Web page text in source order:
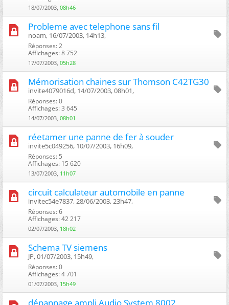
18/07/2003, 08h46
Probleme avec telephone sans fil
noam, 16/07/2003, 14h13, ‎
Réponses: 2
Affichages: 8 752
17/07/2003, 05h28
Mémorisation chaines sur Thomson C42TG30
invite4079016d, 14/07/2003, 08h01, ‎
Réponses: 0
Affichages: 3 645
14/07/2003, 08h01
réetamer une panne de fer à souder
invite5c049256, 10/07/2003, 16h09, ‎
Réponses: 5
Affichages: 15 620
13/07/2003, 11h07
circuit calculateur automobile en panne
invitec54e7837, 28/06/2003, 23h47, ‎
Réponses: 6
Affichages: 42 217
02/07/2003, 18h02
Schema TV siemens
JP, 01/07/2003, 15h49, ‎
Réponses: 0
Affichages: 4 701
01/07/2003, 15h49
dépannage ampli Audio System 8002